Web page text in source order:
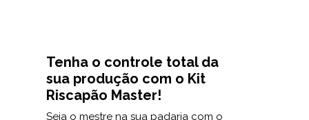
Tenha o controle total da
sua produção com o Kit
Riscapão Master!
Seja o mestre na sua padaria com o